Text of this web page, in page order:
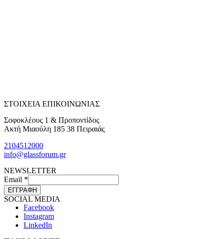
ΣΤΟΙΧΕΙΑ ΕΠΙΚΟΙΝΩΝΙΑΣ
Σοφοκλέους 1 & Προποντίδος
Ακτή Μιαούλη 185 38 Πειραιάς
2104512000
info@glassforum.gr
NEWSLETTER
Email *
ΕΓΓΡΑΦΗ
SOCIAL MEDIA
Facebook
Instagram
LinkedIn